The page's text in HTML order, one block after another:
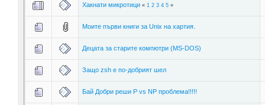
Хакнати микротици « 1 2 3 4 5»
Моите първи книги за Unix на хартия.
Децата за старите компютри (MS-DOS)
Защо zsh е по-добрият шел
Бай Добри реши P vs NP проблема!!!!!